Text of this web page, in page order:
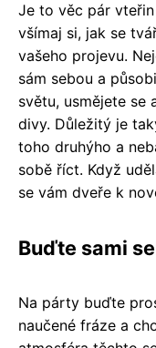
Je to věc pár
všímaj si, jak se
vašeho projevu.
sám sebou a
světu, usmějete se
divy. Důležitý je
toho druhýho a
sobě říct. Když
se vám dveře k
Buďte sami
Na párty buďte
naučené fráze a